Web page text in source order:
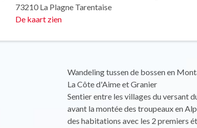
73210 La Plagne Tarentaise
De kaart zien
Wandeling tussen de bossen en
La Côte d'Aime et Granier
Sentier entre les villages du versant
avant la montée des troupeaux en
des habitations avec les 2 premiers